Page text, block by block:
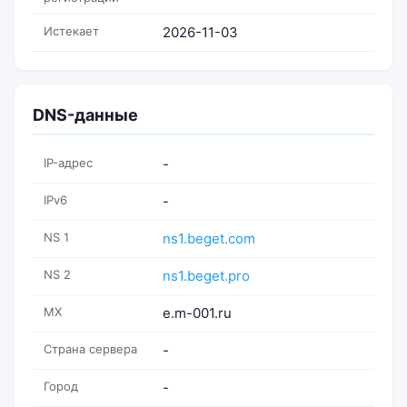
Истекает 2026-11-03
DNS-данные
IP-адрес -
IPv6 -
NS 1 ns1.beget.com
NS 2 ns1.beget.pro
MX e.m-001.ru
Страна сервера -
Город -